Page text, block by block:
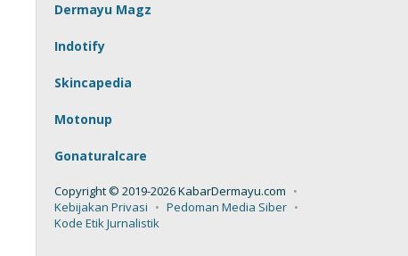
Dermayu Magz
Indotify
Skincapedia
Motonup
Gonaturalcare
Copyright © 2019-2026 KabarDermayu.com
Kebijakan Privasi
Pedoman Media Siber
Kode Etik Jurnalistik